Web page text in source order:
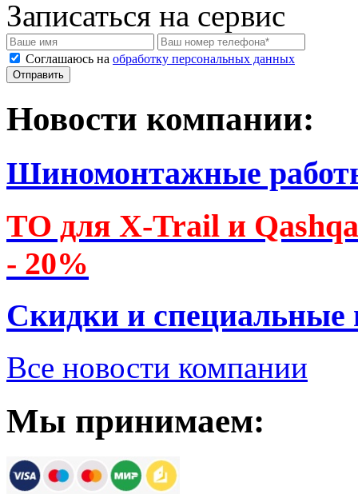
Записаться на сервис
Соглашаюсь на обработку персональных данных
Новости компании:
Шиномонтажные
ТО для X-Trail и
- 20%
Скидки и специальные
Все новости компании
Мы принимаем: